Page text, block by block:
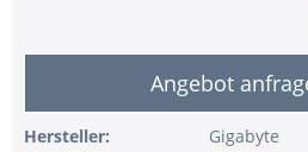
Angebot
Hersteller:
Gigabyte